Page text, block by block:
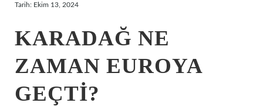
Tarih: Ekim 13, 2024
KARADAĞ NE
ZAMAN EUROYA
GEÇTI?